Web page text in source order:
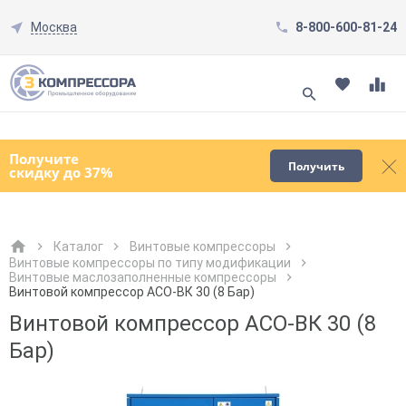
Москва 8-800-600-81-24
Получите
скидку до 37% Получить
Смотреть все товары
Каталог
Винтовые компрессоры
Винтовые компрессоры по типу модификации
Винтовые маслозаполненные компрессоры
Винтовой компрессор АСО-ВК 30 (8 Бар)
Винтовой компрессор АСО-ВК 30 (8
Бар)
Как к Вам обращаться?
Как к Вам обращаться?
Город доставки
Как к Вам обращаться?